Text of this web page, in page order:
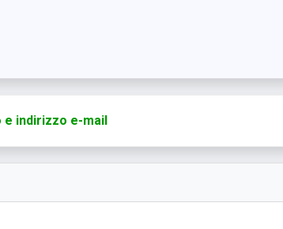
indirizzo e-mail